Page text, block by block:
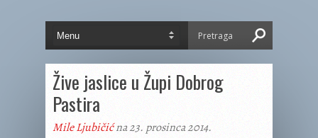
Žive jaslice u Župi Dobrog
Pastira
Mile Ljubičićna 23. prosinca 2014.